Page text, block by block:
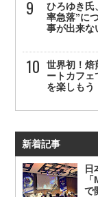
ひろゆき氏
率急落”に
事が出来な
世界初！焙
ートカフェ
を楽しもう
新着記事
日
で